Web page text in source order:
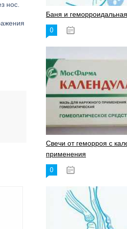
нос.
Баня и
0
Свечи от геморроя с
применения
0